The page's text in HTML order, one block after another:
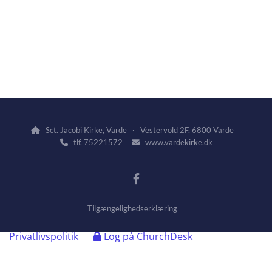
 Sct. Jacobi Kirke, Varde · Vestervold 2F, 6800 Varde
tlf. 75221572 www.vardekirke.dk
Tilgængelighedserklæring
Privatlivspolitik Log på ChurchDesk